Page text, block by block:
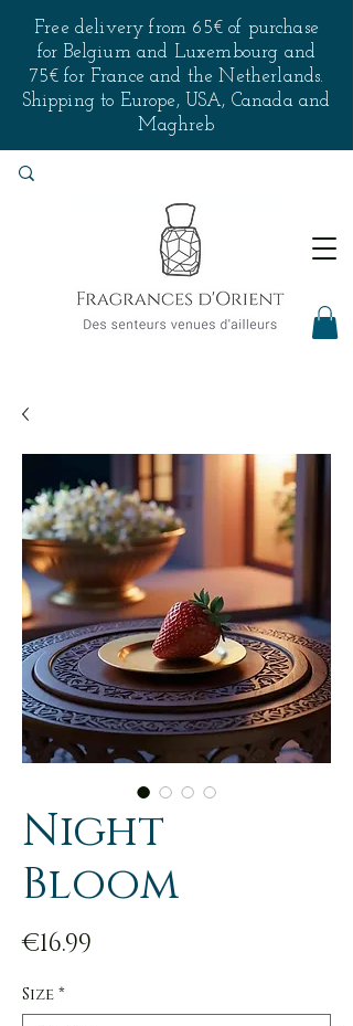
Free delivery from 65€ of purchase
for Belgium and Luxembourg and
75€ for France and the Netherlands.
Shipping to Europe, USA, Canada and
Maghreb
Night
Bloom
€16.99
Size*